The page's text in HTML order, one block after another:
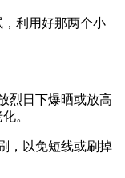
利用好那两个小
烈日下爆晒或放高
。
，以免短线或刷掉